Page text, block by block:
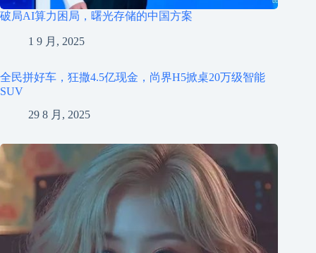
破局AI算力困局，曙光存储的中国方案
1 9 月, 2025
全民拼好车，狂撒4.5亿现金，尚界H5掀桌20万级智能
SUV
29 8 月, 2025